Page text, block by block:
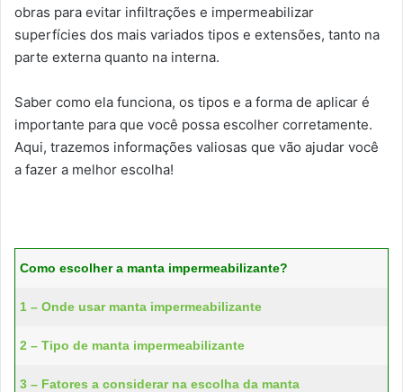
obras para evitar infiltrações e impermeabilizar
superfícies dos mais variados tipos e extensões, tanto na
parte externa quanto na interna.
Saber como ela funciona, os tipos e a forma de aplicar é
importante para que você possa escolher corretamente.
Aqui, trazemos informações valiosas que vão ajudar você
a fazer a melhor escolha!
Como escolher a manta impermeabilizante?
1 – Onde usar manta impermeabilizante
2 – Tipo de manta impermeabilizante
3 – Fatores a considerar na escolha da manta